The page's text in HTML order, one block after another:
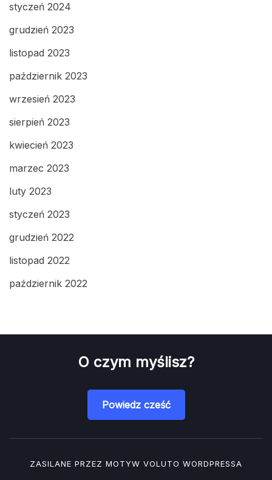
styczeń 2024
grudzień 2023
listopad 2023
październik 2023
wrzesień 2023
sierpień 2023
kwiecień 2023
marzec 2023
luty 2023
styczeń 2023
grudzień 2022
listopad 2022
październik 2022
O czym myślisz?
Powiedz cześć
ZASILANE PRZEZ MOTYW VOLUTO WORDPRESSA